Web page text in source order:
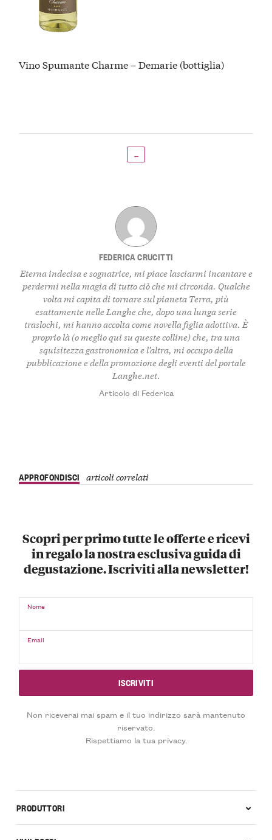
Vino Spumante Charme – Demarie (bottiglia)
←
FEDERICA CRUCITTI
Eterna indecisa e sognatrice, mi piace lasciarmi incantare e
perdermi nella magia di tutto ciò che mi circonda. Qualche
volta mi capita di tornare sul pianeta Terra, più
esattamente nelle Langhe che, dopo una lunga serie
traslochi, mi hanno accolta come novella figlia adottiva. È
proprio là (o meglio qui su queste colline) che, tra una
squisitezza gastronomica e l’altra, mi occupo della
pubblicazione e della promozione degli eventi del portale
Langhe.net.
Articolo di Federica
APPROFONDISCI articoli correlati
Scopri per primo tutte le offerte e ricevi
in regalo la nostra esclusiva guida di
degustazione. Iscriviti alla newsletter!
Nome
Email
Non riceverai mai spam e il tuo indirizzo sarà mantenuto
riservato.
Rispettiamo la tua privacy.
PRODUTTORI